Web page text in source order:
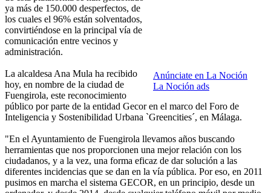
Anúnciate en La Noción
La Noción ads
ya más de 150.000 desperfectos, de
los cuales el 96% están solventados,
convirtiéndose en la principal vía de
comunicación entre vecinos y
administración.
La alcaldesa Ana Mula ha recibido
hoy, en nombre de la ciudad de
Fuengirola, este reconocimiento
público por parte de la entidad Gecor en el marco del Foro de
Inteligencia y Sostenibilidad Urbana `Greencities´, en Málaga.
"En el Ayuntamiento de Fuengirola llevamos años buscando
herramientas que nos proporcionen una mejor relación con los
ciudadanos, y a la vez, una forma eficaz de dar solución a las
diferentes incidencias que se dan en la vía pública. Por eso, en 2011
pusimos en marcha el sistema GECOR, en un principio, desde un